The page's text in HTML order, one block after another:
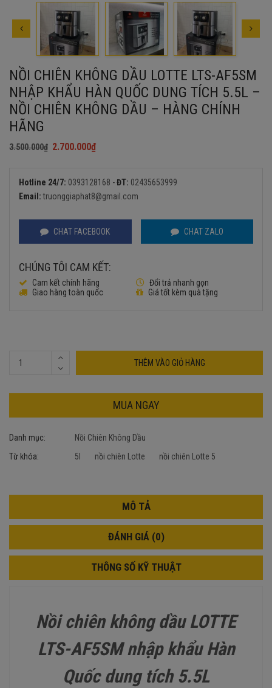
NỒI CHIÊN KHÔNG DẦU LOTTE LTS-AF5SM
NHẬP KHẨU HÀN QUỐC DUNG TÍCH 5.5L –
NỒI CHIÊN KHÔNG DẦU – HÀNG CHÍNH
HÃNG
3.500.000₫
3.500.000₫.
2.700.000₫
Hotline 24/7: 0393128168 -ĐT: 02435653999
Email: truonggiaphat8@gmail.com
CHAT FACEBOOK CHAT ZALO
CHÚNG TÔI CAM KẾT:
Cam kết chính hãng
Đổi trả nhanh gọn
Giao hàng toàn quốc
Giá tốt kèm quà tặng
THÊM VÀO GIỎ HÀNG
MUA NGAY
Danh mục:
Nồi Chiên Không Dầu
Từ khóa:
5l nồi chiên Lotte nồi chiên Lotte 5
MÔ TẢ
ĐÁNH GIÁ (0)
THÔNG SỐ KỸ THUẬT
Nồi chiên không dầu LOTTE
LTS-AF5SM nhập khẩu Hàn
Quốc dung tích 5.5L